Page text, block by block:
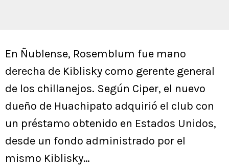
En Ñublense, Rosemblum fue mano
derecha de Kiblisky como gerente general
de los chillanejos. Según Ciper, el nuevo
dueño de Huachipato adquirió el club con
un préstamo obtenido en Estados Unidos,
desde un fondo administrado por el
mismo Kiblisky…